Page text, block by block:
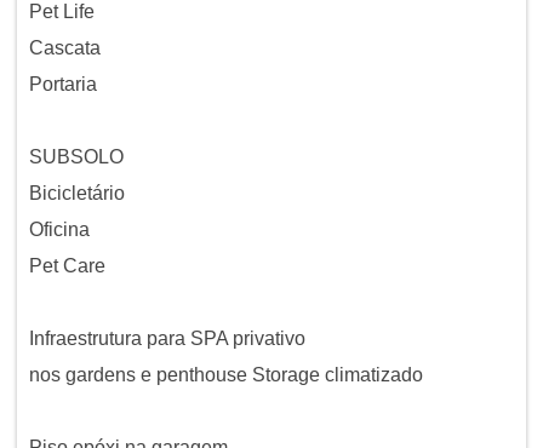
Pet Life
Cascata
Portaria
SUBSOLO
Bicicletário
Oficina
Pet Care
Infraestrutura para SPA privativo
nos gardens e penthouse Storage climatizado